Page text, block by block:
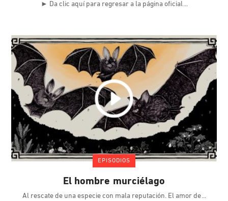
► Da clic aquí para regresar a la página oficial
EPISODIOS
El hombre murciélago
Al rescate de una especie con mala reputación. El amor de